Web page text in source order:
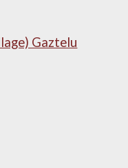
Gaztelu